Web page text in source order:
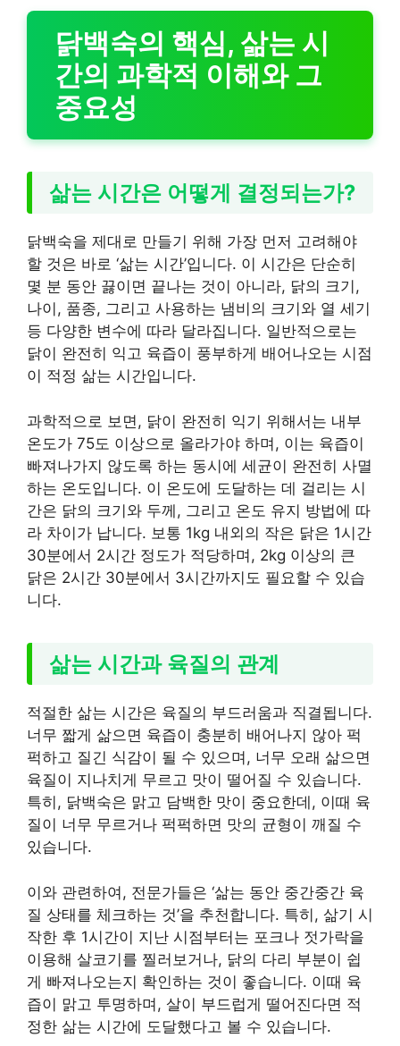
닭백숙의 핵심, 삶는 시
간의 과학적 이해와 그
중요성
삶는 시간은 어떻게 결정되는가?
닭백숙을 제대로 만들기 위해 가장 먼저 고려해야
할 것은 바로 ‘삶는 시간’입니다. 이 시간은 단순히
몇 분 동안 끓이면 끝나는 것이 아니라, 닭의 크기,
나이, 품종, 그리고 사용하는 냄비의 크기와 열 세기
등 다양한 변수에 따라 달라집니다. 일반적으로는
닭이 완전히 익고 육즙이 풍부하게 배어나오는 시점
이 적정 삶는 시간입니다.
과학적으로 보면, 닭이 완전히 익기 위해서는 내부
온도가 75도 이상으로 올라가야 하며, 이는 육즙이
빠져나가지 않도록 하는 동시에 세균이 완전히 사멸
하는 온도입니다. 이 온도에 도달하는 데 걸리는 시
간은 닭의 크기와 두께, 그리고 온도 유지 방법에 따
라 차이가 납니다. 보통 1kg 내외의 작은 닭은 1시간
30분에서 2시간 정도가 적당하며, 2kg 이상의 큰
닭은 2시간 30분에서 3시간까지도 필요할 수 있습
니다.
삶는 시간과 육질의 관계
적절한 삶는 시간은 육질의 부드러움과 직결됩니다.
너무 짧게 삶으면 육즙이 충분히 배어나지 않아 퍽
퍽하고 질긴 식감이 될 수 있으며, 너무 오래 삶으면
육질이 지나치게 무르고 맛이 떨어질 수 있습니다.
특히, 닭백숙은 맑고 담백한 맛이 중요한데, 이때 육
질이 너무 무르거나 퍽퍽하면 맛의 균형이 깨질 수
있습니다.
이와 관련하여, 전문가들은 ‘삶는 동안 중간중간 육
질 상태를 체크하는 것’을 추천합니다. 특히, 삶기 시
작한 후 1시간이 지난 시점부터는 포크나 젓가락을
이용해 살코기를 찔러보거나, 닭의 다리 부분이 쉽
게 빠져나오는지 확인하는 것이 좋습니다. 이때 육
즙이 맑고 투명하며, 살이 부드럽게 떨어진다면 적
정한 삶는 시간에 도달했다고 볼 수 있습니다.